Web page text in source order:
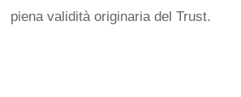
piena validità originaria del Trust.